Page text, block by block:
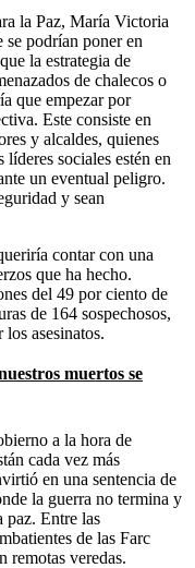
la Paz, María Victoria
se podrían poner en
la estrategia de
de chalecos o
que empezar por
Este consiste en
y alcaldes, quienes
líderes sociales estén en
un eventual peligro.
y sean
contar con una
que ha hecho.
del 49 por ciento de
de 164 sospechosos,
asesinatos.
muertos se
a la hora de
cada vez más
en una sentencia de
la guerra no termina y
paz. Entre las
de las Farc
remotas veredas.